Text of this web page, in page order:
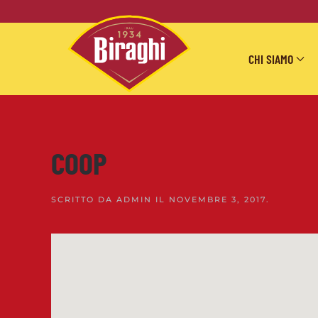
Skip to main content
CHI SIAMO
COOP
SCRITTO DA ADMIN IL NOVEMBRE 3, 2017.